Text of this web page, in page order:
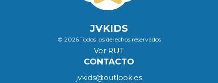
JVKIDS
© 2026 Todos los derechos reservados
Ver RUT
CONTACTO
jvkids@outlook.es